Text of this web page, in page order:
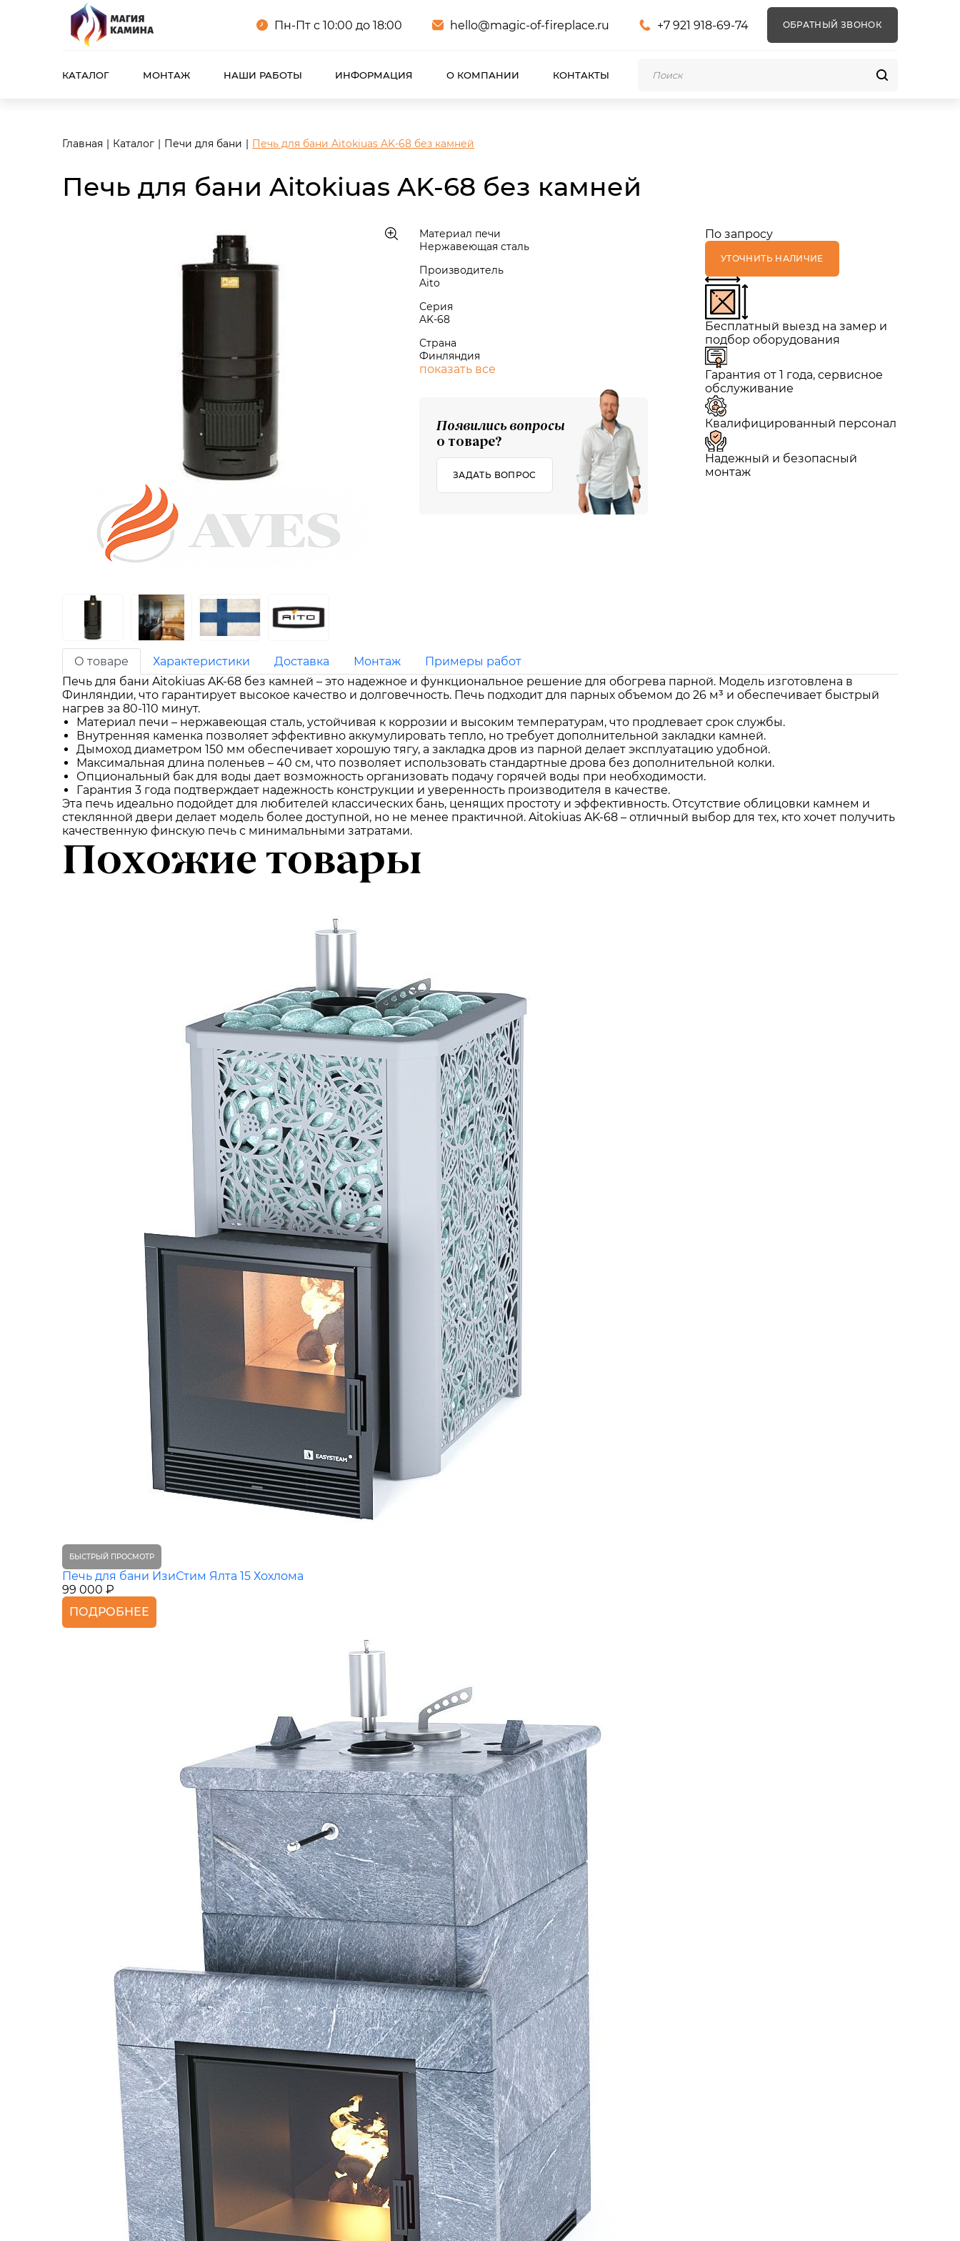
<meta name="robots" content="noindex, follow"/>
Пн-Пт с 10:00 до 18:00
hello@magic-of-fireplace.ru +7 921 918-69-74 ОБРАТНЫЙ ЗВОНОК
КАТАЛОГ МОНТАЖ НАШИ РАБОТЫ ИНФОРМАЦИЯ О КОМПАНИИ КОНТАКТЫ
Главная Каталог Печи для бани Печь для бани Aitokiuas AK-68 без камней
Печь для бани Aitokiuas AK-68 без камней
Материал печи
Нержавеющая сталь
Производитель
Aito
Серия
AK-68
Страна
Финляндия
показать все
Появились вопросы
о товаре?
ЗАДАТЬ ВОПРОС
По запросу
УТОЧНИТЬ НАЛИЧИЕ
Бесплатный выезд на замер и
подбор оборудования
Гарантия от 1 года, сервисное
обслуживание
Квалифицированный персонал
Надежный и безопасный
монтаж
О товаре Характеристики Доставка Монтаж
Примеры работ
Печь для бани Aitokiuas AK-68 без камней – это надежное и функциональное решение для обогрева парной. Модель изготовлена в
Финляндии, что гарантирует высокое качество и долговечность. Печь подходит для парных объемом до 26 м³ и обеспечивает быстрый
нагрев за 80-110 минут.
Материал печи – нержавеющая сталь, устойчивая к коррозии и высоким температурам, что продлевает срок службы.
Внутренняя каменка позволяет эффективно аккумулировать тепло, но требует дополнительной закладки камней.
Дымоход диаметром 150 мм обеспечивает хорошую тягу, а закладка дров из парной делает эксплуатацию удобной.
Максимальная длина поленьев – 40 см, что позволяет использовать стандартные дрова без дополнительной колки.
Опциональный бак для воды дает возможность организовать подачу горячей воды при необходимости.
Гарантия 3 года подтверждает надежность конструкции и уверенность производителя в качестве.
Эта печь идеально подойдет для любителей классических бань, ценящих простоту и эффективность. Отсутствие облицовки камнем и
стеклянной двери делает модель более доступной, но не менее практичной. Aitokiuas AK-68 – отличный выбор для тех, кто хочет получить
качественную финскую печь с минимальными затратами.
Похожие товары
БЫСТРЫЙ ПРОСМОТР
Печь для бани ИзиСтим Ялта 15 Хохлома
99 000 ₽
ПОДРОБНЕЕ